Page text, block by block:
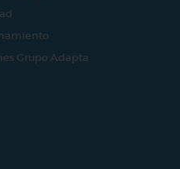
Grupo Adapta